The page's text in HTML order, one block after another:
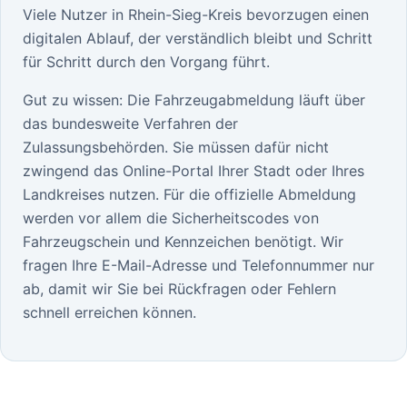
Viele Nutzer in Rhein-Sieg-Kreis bevorzugen einen
digitalen Ablauf, der verständlich bleibt und Schritt
für Schritt durch den Vorgang führt.
Gut zu wissen: Die Fahrzeugabmeldung läuft über
das bundesweite Verfahren der
Zulassungsbehörden. Sie müssen dafür nicht
zwingend das Online-Portal Ihrer Stadt oder Ihres
Landkreises nutzen. Für die offizielle Abmeldung
werden vor allem die Sicherheitscodes von
Fahrzeugschein und Kennzeichen benötigt. Wir
fragen Ihre E-Mail-Adresse und Telefonnummer nur
ab, damit wir Sie bei Rückfragen oder Fehlern
schnell erreichen können.